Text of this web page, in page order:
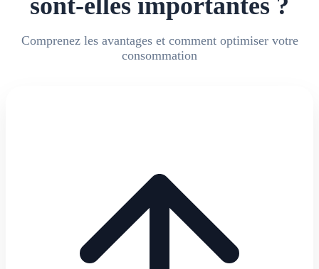
Comprenez les avantages et comment optimiser votre
consommation